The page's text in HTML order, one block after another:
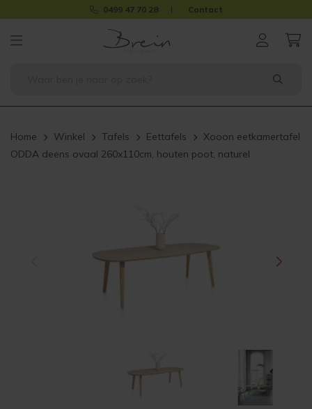
0499 47 70 28 Contact
Home Winkel Tafels Eettafels
Xooon eetkamertafel
ODDA deens ovaal 260x110cm, houten poot, naturel